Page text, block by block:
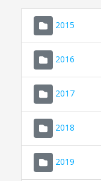
2015
2016
2017
2018
2019